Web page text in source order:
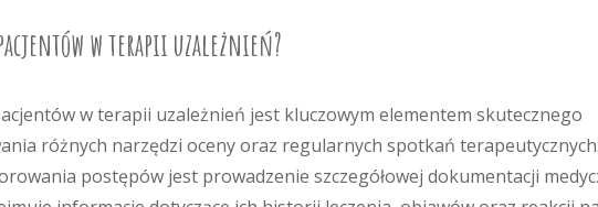
w terapii uzależnień?
w terapii uzależnień jest kluczowym elementem skutecznego
różnych narzędzi oceny oraz regularnych spotkań
postępów jest prowadzenie szczegółowej dokumentacji